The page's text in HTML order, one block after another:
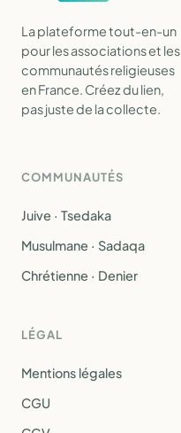
La plateforme tout-en-un
pour les associations et les
communautés religieuses
en France. Créez du lien,
pas juste de la collecte.
COMMUNAUTÉS
Juive · Tsedaka
Musulmane · Sadaqa
Chrétienne · Denier
LÉGAL
Mentions légales
CGU